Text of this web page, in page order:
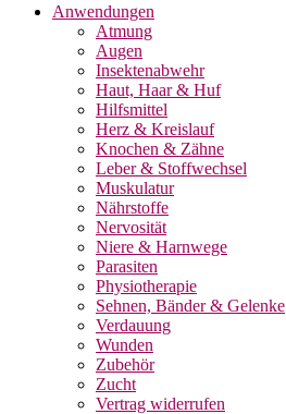
Anwendungen
Atmung
Augen
Insektenabwehr
Haut, Haar & Huf
Hilfsmittel
Herz & Kreislauf
Knochen & Zähne
Leber & Stoffwechsel
Muskulatur
Nährstoffe
Nervosität
Niere & Harnwege
Parasiten
Physiotherapie
Sehnen, Bänder & Gelenke
Verdauung
Wunden
Zubehör
Zucht
Vertrag widerrufen